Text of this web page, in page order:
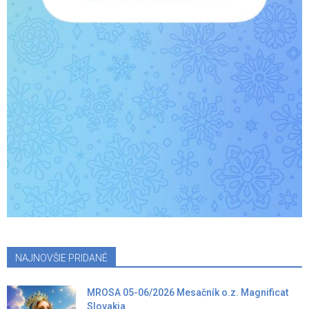
NAJNOVŠIE PRIDANÉ
MROSA 05-06/2026 Mesačník o.z. Magnificat
Slovakia